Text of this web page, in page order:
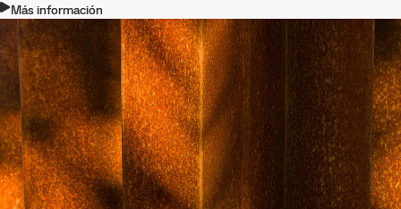
Más información